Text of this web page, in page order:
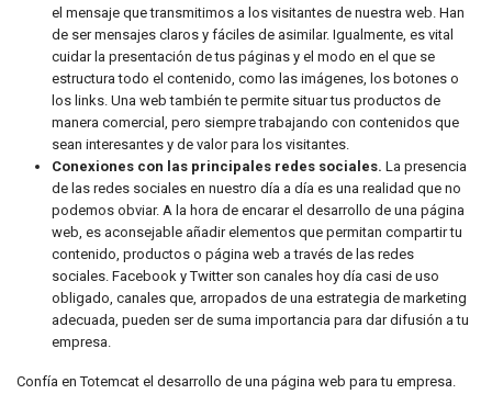
el mensaje que transmitimos a los visitantes de nuestra web. Han
de ser mensajes claros y fáciles de asimilar. Igualmente, es vital
cuidar la presentación de tus páginas y el modo en el que se
estructura todo el contenido, como las imágenes, los botones o
los links. Una web también te permite situar tus productos de
manera comercial, pero siempre trabajando con contenidos que
sean interesantes y de valor para los visitantes.
Conexiones con las principales redes sociales. La presencia
de las redes sociales en nuestro día a día es una realidad que no
podemos obviar. A la hora de encarar el desarrollo de una página
web, es aconsejable añadir elementos que permitan compartir tu
contenido, productos o página web a través de las redes
sociales. Facebook y Twitter son canales hoy día casi de uso
obligado, canales que, arropados de una estrategia de marketing
adecuada, pueden ser de suma importancia para dar difusión a tu
empresa.
Confía en Totemcat el desarrollo de una página web para tu empresa.